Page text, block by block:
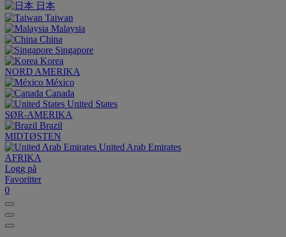
日本
Taiwan
Malaysia
China
Singapore
Korea
NORD AMERIKA
México
Canada
United States
SØR-AMERIKA
Brazil
MIDTØSTEN
United Arab Emirates
AFRIKA
Logg på
Favoritter
0